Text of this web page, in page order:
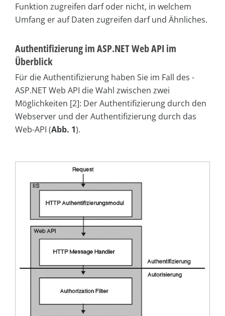
Funktion zugreifen darf oder nicht, in welchem
Umfang er auf Daten zugreifen darf und Ähnliches.
Authentifizierung im ASP.NET Web API im
Überblick
Für die Authentifizierung haben Sie im Fall des ­
ASP.NET Web API die Wahl zwischen zwei
Möglichkeiten [2]: Der Authentifizierung durch den
Webserver und der Authentifizierung durch das
Web-API (Abb. 1).